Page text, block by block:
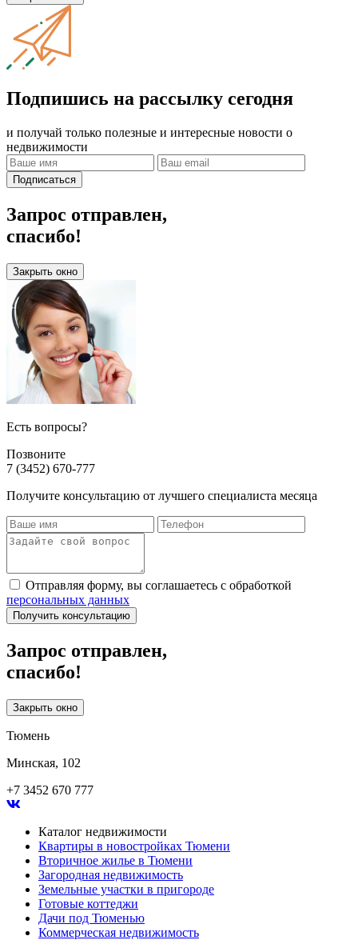
Подпишись на рассылку сегодня
и получай только полезные и интересные новости о
недвижимости
Подписаться
Запрос отправлен,
спасибо!
Закрыть окно
Есть вопросы?
Позвоните
7 (3452) 670-777
Получите консультацию от лучшего специалиста месяца
Отправляя форму, вы соглашаетесь с обработкой
персональных данных
Получить консультацию
Запрос отправлен,
спасибо!
Закрыть окно
Тюмень
Минская, 102
+7 3452 670 777
Каталог недвижимости
Квартиры в новостройках Тюмени
Вторичное жилье в Тюмени
Загородная недвижимость
Земельные участки в пригороде
Готовые коттеджи
Дачи под Тюменью
Коммерческая недвижимость